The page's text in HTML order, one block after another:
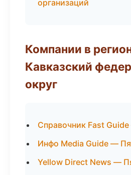
организаций
Компании в
Кавказский
округ
Справочник Fast
Инфо Media Guide —
Yellow Direct News —